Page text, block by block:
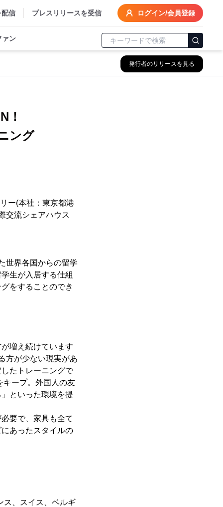
配信 プレスリリースを受信 ログイン/会員登録
ァン
発行者のリリースを見る
！
ング
ー(本社：東京都港
交流シェアハウス
世界各国からの留学
生が入居する仕組
をすることのでき
増え続けています
方が少ない現実があ
たトレーニングで
キープ。外国人の友
といった環境を提
要で、家具も全て
あったスタイルの
ス、スイス、ベルギ